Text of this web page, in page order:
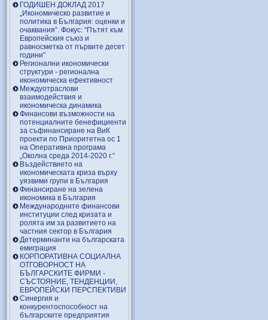
ГОДИШЕН ДОКЛАД 2017
„Икономическо развитие и
политика в България: оценки и
очаквания”. Фокус: “Пътят към
Европейския съюз и
равносметка от първите десет
години”
Регионални икономически
структури - регионална
икономическа ефективност
Междуотраслови
взаимодействия и
икономическа динамика
Финансови възможности на
потенциалните бенефициенти
за съфинансиране на ВиК
проекти по Приоритетна ос 1
на Оперативна програма
„Околна среда 2014-2020 г.“
Въздействието на
икономическата криза върху
уязвими групи в България
Финансиране на зелена
икономика в България
Международните финансови
институции след кризата и
ролята им за развитието на
частния сектор в България
Детерминанти на българската
емиграция
КОРПОРАТИВНА СОЦИАЛНА
ОТГОВОРНОСТ НА
БЪЛГАРСКИТЕ ФИРМИ -
СЪСТОЯНИЕ, ТЕНДЕНЦИИ,
ЕВРОПЕЙСКИ ПЕРСПЕКТИВИ
Синергия и
конкурентоспособност на
българските предприятия